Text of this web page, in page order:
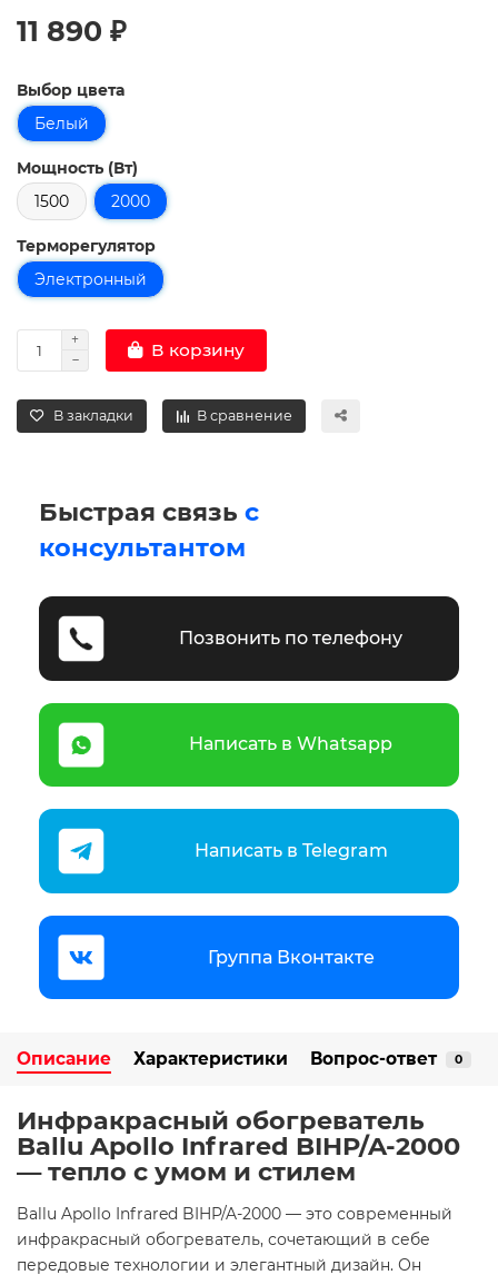
11 890 ₽
Выбор цвета
Белый
Мощность (Вт)
1500
2000
Терморегулятор
Электронный
В корзину
В закладки В сравнение
Быстрая связь с
консультантом
Позвонить по телефону
Написать в Whatsapp
Написать в Telegram
Группа Вконтакте
Описание Характеристики Вопрос-ответ 0
Инфракрасный обогреватель
Ballu Apollo Infrared BIHP/A-2000
— тепло с умом и стилем
Ballu Apollo Infrared BIHP/A-2000 — это современный
инфракрасный обогреватель, сочетающий в себе
передовые технологии и элегантный дизайн. Он